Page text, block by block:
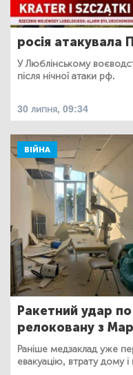
росія атакувала
У Люблінському
після нічної атаки рф.
30 липня, 09:34
ВІЙНА
Ракетний удар
релоковану з
Раніше медзаклад уже
евакуацію, втрату дому